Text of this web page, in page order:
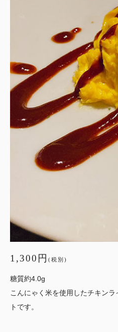
1,300円 (税別)
糖質約4.0g
こんにゃく米を使用したチキン
トです。